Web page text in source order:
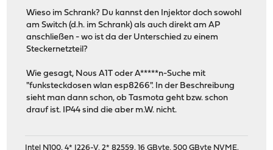
Wieso im Schrank? Du kannst den Injektor doch sowohl
am Switch (d.h. im Schrank) als auch direkt am AP
anschließen - wo ist da der Unterschied zu einem
Steckernetzteil?
Wie gesagt, Nous A1T oder A*****n-Suche mit
"funksteckdosen wlan esp8266". In der Beschreibung
sieht man dann schon, ob Tasmota geht bzw. schon
drauf ist. IP44 sind die aber m.W. nicht.
Intel N100, 4* I226-V, 2* 82559, 16 GByte, 500 GByte NVME,